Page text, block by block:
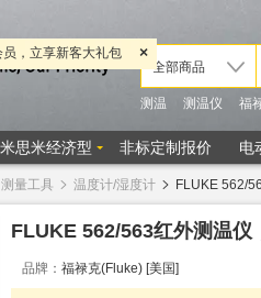
测量工具 温度计/湿度计 FLUKE 562/
FLUKE 562/563红外测温仪
品牌： 福禄克(Fluke) [美国]